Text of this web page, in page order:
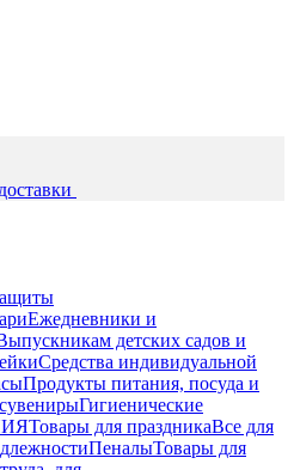
Ежедневники и
детских садов и
Средства индивидуальной
Продукты питания, посуда и
Гигиенические
Товары для праздникаВсе для
ПеналыТовары для